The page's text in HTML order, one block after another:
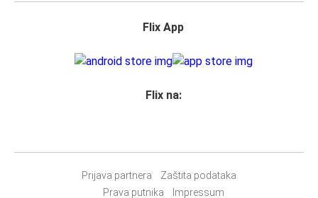
prilikom kupnje karte bilo kojim od naših dostupnih načina
Flix App
Flix na:
Prijava partnera
Zaštita podataka
Prava putnika
Impressum